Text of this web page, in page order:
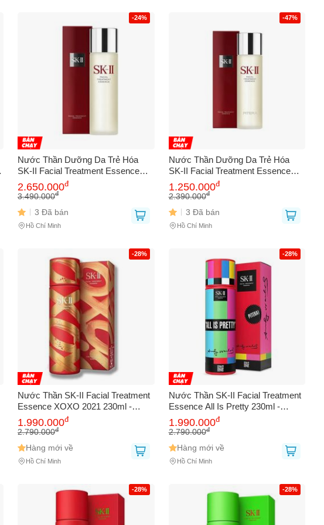
-24%
Nước Thần Dưỡng Da Trẻ Hóa
SK-II Facial Treatment Essence
230ml Chính Hãng - Tăng Cường
Độ Ẩm, Làm Sáng Da, Giảm Nếp
2.650.000đ
3.490.000đ
3 Đã bán
Hồ Chí Minh
-47%
Nước Thần Dưỡng Da Trẻ Hóa
SK-II Facial Treatment Essence
75ml - Cấp ẩm, Làm Sáng Da,
Chăm Sóc Da Cao Cấp Chính
1.250.000đ
2.390.000đ
3 Đã bán
Hồ Chí Minh
-28%
Nước Thần SK-II Facial Treatment
Essence XOXO 2021 230ml -
Phiên Bản Đặc Biệt Chăm Sóc Da
Cao Cấp Chính Hãng
1.990.000đ
2.790.000đ
Hàng mới về
Hồ Chí Minh
-28%
Nước Thần SK-II Facial Treatment
Essence All Is Pretty 230ml -
Chăm Sóc Da Mặt Cao Cấp, Cải
Thiện Độ Ẩm, Làn Da Khỏe Mạnh
1.990.000đ
2.790.000đ
Hàng mới về
Hồ Chí Minh
-28% -28%